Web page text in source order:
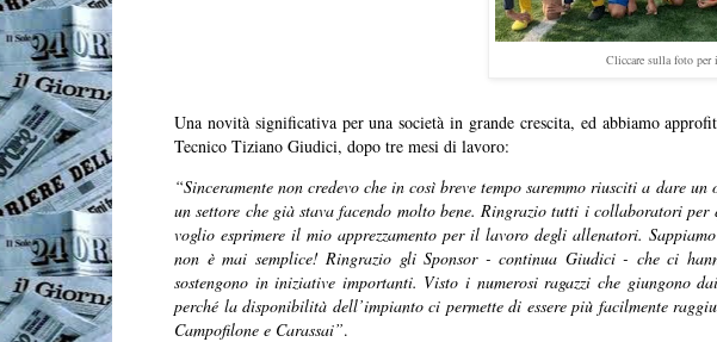
Cliccare sulla foto per
Una novità significativa per una società in grande crescita, ed abbiamo
Tecnico Tiziano Giudici, dopo tre mesi di lavoro:
“Sinceramente non credevo che in così breve tempo saremmo riusciti a dare
un settore che già stava facendo molto bene. Ringrazio tutti i collaboratori
voglio esprimere il mio apprezzamento per il lavoro degli allenatori.
non è mai semplice! Ringrazio gli Sponsor - continua Giudici - che ci
sostengono in iniziative importanti. Visto i numerosi ragazzi che giungono
perché la disponibilità dell’impianto ci permette di essere più facilmente
Campofilone e Carassai”.